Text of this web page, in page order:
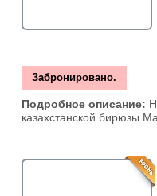
Забронировано.
Подробное описание:
казахстанской бирюзы